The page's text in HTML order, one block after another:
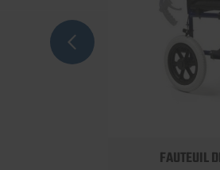
FAUTEUIL